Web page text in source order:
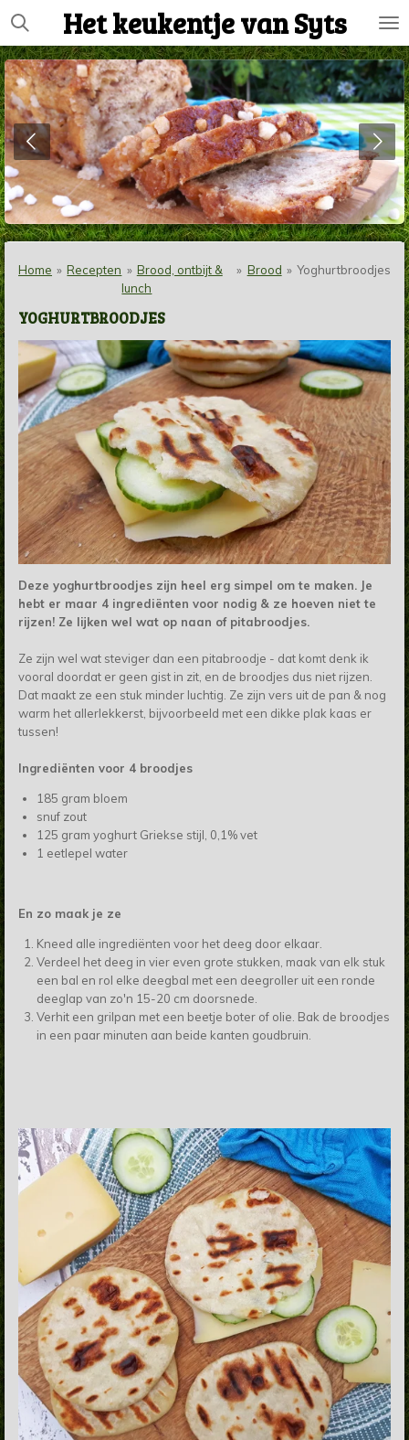
Ga
direct
naar
de
hoofdinhoud
Het keukentje van Syts
Home » Recepten » Brood, ontbijt &
lunch
» Brood » Yoghurtbroodjes
YOGHURTBROODJES
Deze yoghurtbroodjes zijn heel erg simpel om te maken. Je
hebt er maar 4 ingrediënten voor nodig & ze hoeven niet te
rijzen! Ze lijken wel wat op naan of pitabroodjes.
Ze zijn wel wat steviger dan een pitabroodje - dat komt denk ik
vooral doordat er geen gist in zit, en de broodjes dus niet rijzen.
Dat maakt ze een stuk minder luchtig. Ze zijn vers uit de pan & nog
warm het allerlekkerst, bijvoorbeeld met een dikke plak kaas er
tussen!
Ingrediënten voor 4 broodjes
185 gram bloem
snuf zout
125 gram yoghurt Griekse stijl, 0,1% vet
1 eetlepel water
En zo maak je ze
Kneed alle ingrediënten voor het deeg door elkaar.
Verdeel het deeg in vier even grote stukken, maak van elk stuk
een bal en rol elke deegbal met een deegroller uit een ronde
deeglap van zo'n 15-20 cm doorsnede.
Verhit een grilpan met een beetje boter of olie. Bak de broodjes
in een paar minuten aan beide kanten goudbruin.